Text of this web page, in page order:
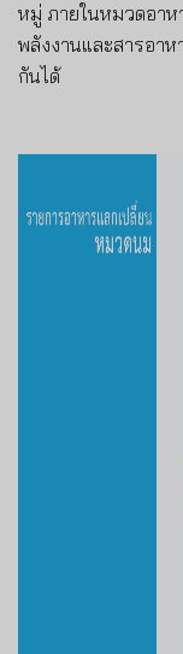
หมู่ ภายในหมวดอา
พลังงานและสารอาห
กันได้